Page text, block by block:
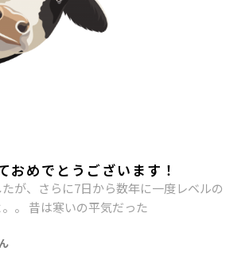
おめでとうございます！
が、さらに7日から数年に一度レベルの
。 昔は寒いの平気だった